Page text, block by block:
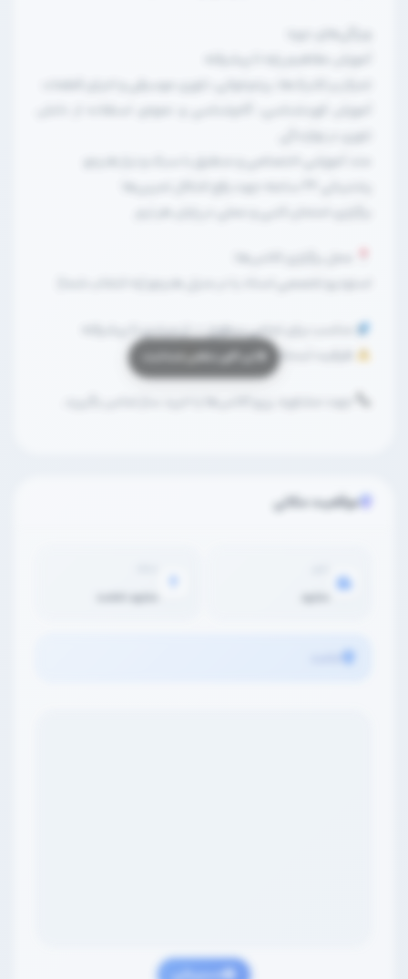
ویژگی‌های دوره:
آموزش مفاهیم پایه تا پیشرفته
تمرکز بر تکنیک‌ها، ریتم‌خوانی، تئوری موسیقی و اجرای قطعات
آموزش کوردشناسی، گام‌شناسی و نحوه‌ی استفاده از دانش
تئوری در نوازندگی
متد آموزشی اختصاصی و منطبق با سبک و نیاز هنرجو
برگزاری امتحان کتبی و عملی در پایان هر ترم
مناسب برای تمامی سطوح — از مبتدی تا پیشرفته
ظرفیت ثبت‌نام محدود است
جهت مشاوره، رزرو کلاس‌ها یا خرید ساز تماس بگیرید.
موقعیت مکانی
مشهد مشهد، امامت
امامت
مسیریابی